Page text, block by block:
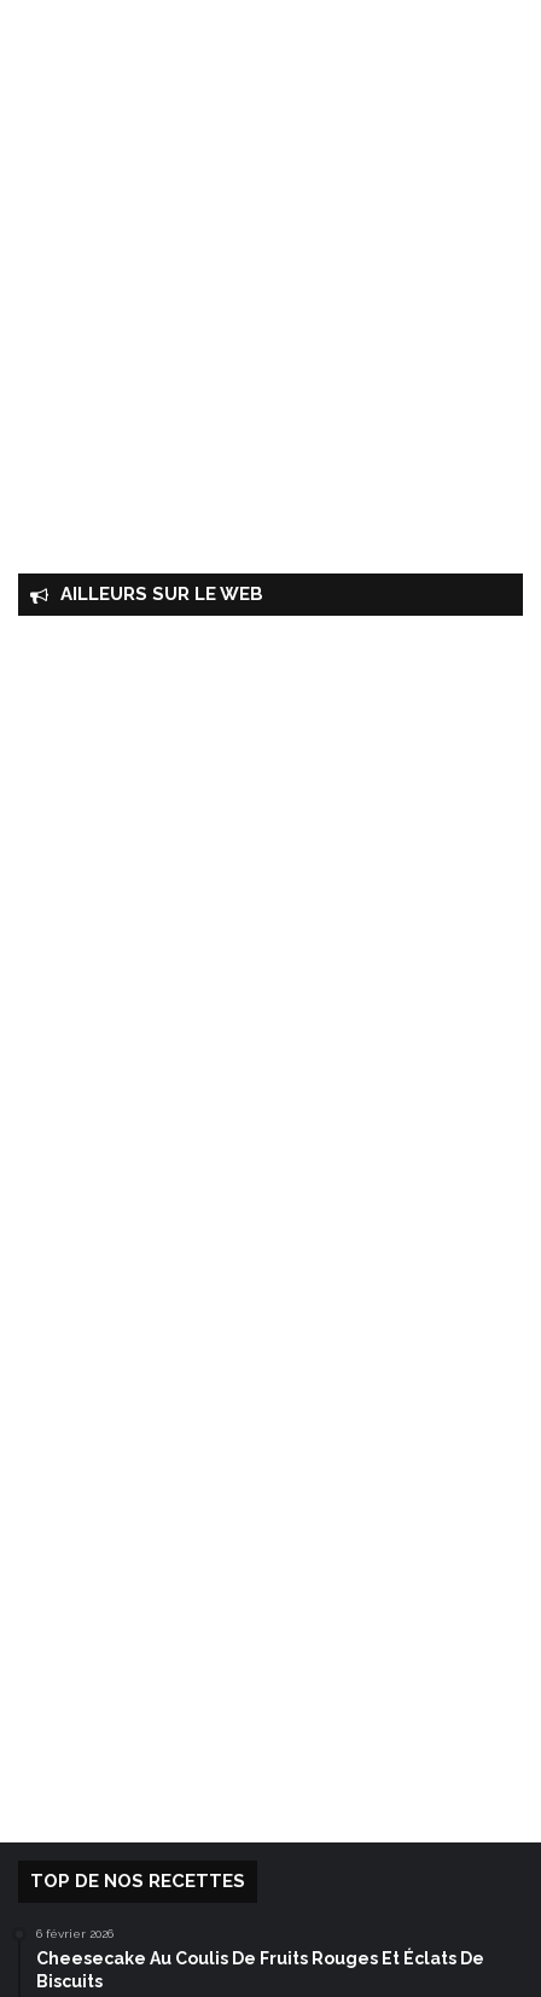
AILLEURS SUR LE WEB
TOP DE NOS RECETTES
6 février 2026
Cheesecake Au Coulis De Fruits Rouges Et Éclats De
Biscuits